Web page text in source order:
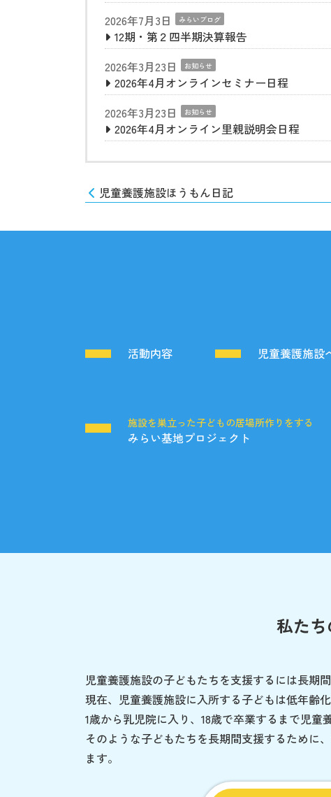
2026年7月3日
みらいブログ
12期・第２四半期決算報告
2026年3月23日
お知らせ
2026年4月オンラインセミナー日程
2026年3月23日
お知らせ
2026年4月オンライン里親説明会日程
児童養護施設ほうもん日記
活動内容 児童養護施設
施設を巣立った子どもの居場所作りをする
みらい基地プロジェクト
私た
児童養護施設の子どもたちを支援するには長期
現在、児童養護施設に入所する子どもは低年齢
1歳から乳児院に入り、18歳で卒業するまで児童
そのような子どもたちを長期間支援するために
ます。